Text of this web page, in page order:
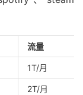
流量
1T/月
2T/月